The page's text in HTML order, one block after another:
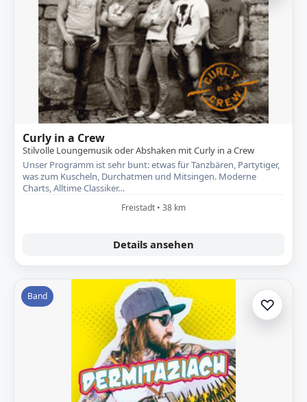
Curly in a Crew
Stilvolle Loungemusik oder Abshaken mit Curly in a Crew
Unser Programm ist sehr bunt: etwas für Tanzbären, Partytiger,
was zum Kuscheln, Durchatmen und Mitsingen. Moderne
Charts, Alltime Classiker…
Freistadt • 38 km
Details ansehen
Band ♡Zur